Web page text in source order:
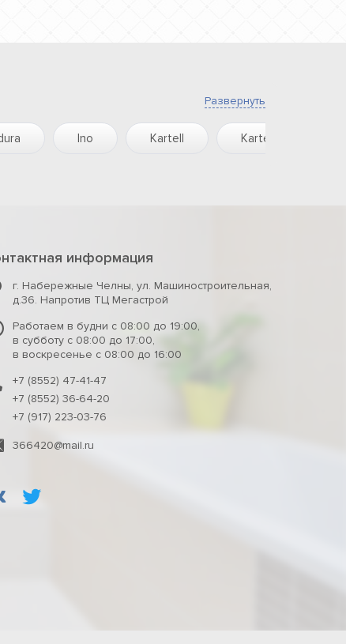
Ino Kartell Kartell By
Развернуть
информация
г. Набережные Челны, ул. Машиностроительная,
д.36. Напротив ТЦ Мегастрой
Работаем в будни с 08:00 до 19:00,
в субботу с 08:00 до 17:00,
в воскресенье с 08:00 до 16:00
+7 (8552) 47-41-47
+7 (8552) 36-64-20
+7 (917) 223-03-76
366420@mail.ru